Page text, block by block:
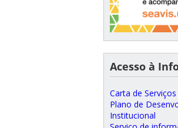
Acesso à
Carta de
Plano de
Institucional